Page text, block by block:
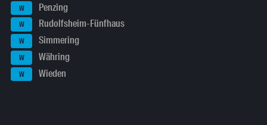
W Penzing
W Rudolfsheim-Fünfhaus
W Simmering
W Währing
W Wieden